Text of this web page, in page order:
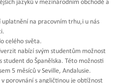
jazyků v mezinárodním obchodě a
uplatnění na pracovním trhu,i u nás
celého světa.
nabízí svým studentům možnost
student do Španělska. Této možnosti
5 měsíců v Seville, Andalusie.
porovnání s angličtinou je obtížnost